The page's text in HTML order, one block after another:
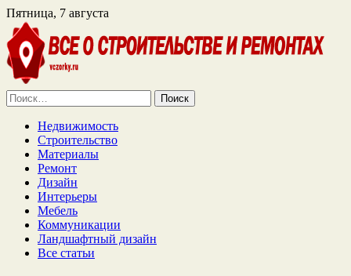
Пятница, 7 августа
Найти:
Недвижимость
Строительство
Материалы
Ремонт
Дизайн
Интерьеры
Мебель
Коммуникации
Ландшафтный дизайн
Все статьи